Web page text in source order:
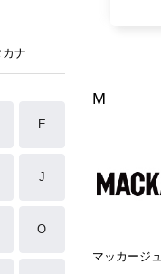
カナ
E
J
O
M
マッカージュ